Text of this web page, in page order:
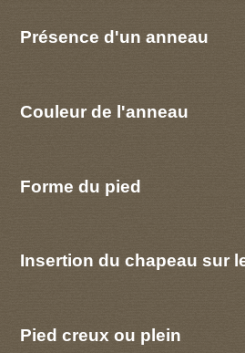
Présence d'un anneau
Couleur de l'anneau
Forme du pied
Insertion du chapeau sur
Pied creux ou plein